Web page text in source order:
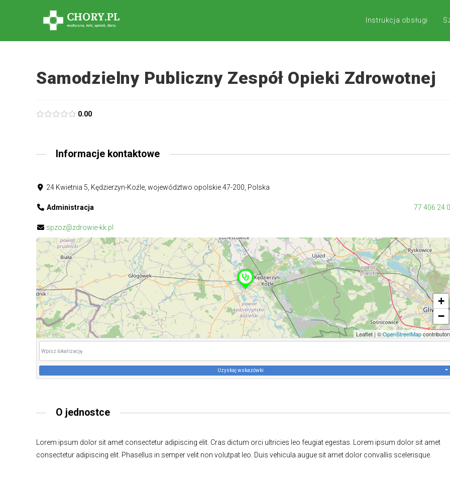
Instrukcja obsługi
Samodzielny Publiczny Zespół Opieki Zdrowotnej
0.00
Informacje kontaktowe
24 Kwietnia 5, Kędzierzyn-Koźle, województwo opolskie 47-200, Polska
Administracja 77 406 24
spzoz@zdrowie-kk.pl
+
−
Leaflet| ©OpenStreetMap
Uzyskaj wskazówki
O jednostce
Lorem ipsum dolor sit amet consectetur adipiscing elit. Cras dictum orci ultricies leo feugiat egestas. Lorem ipsum dolor sit amet
consectetur adipiscing elit. Phasellus in semper velit non volutpat leo. Duis vehicula augue sit amet dolor convallis scelerisque.